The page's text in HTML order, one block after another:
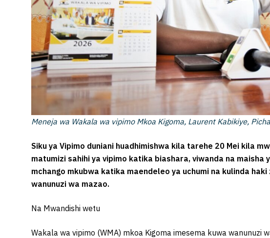
Meneja wa Wakala wa vipimo Mkoa Kigoma, Laurent Kabikiye,
Siku ya Vipimo duniani huadhimishwa kila tarehe 20 Mei kila
matumizi sahihi ya vipimo katika biashara, viwanda na maisha
mchango mkubwa katika maendeleo ya uchumi na kulinda
wanunuzi wa mazao.
Na Mwandishi wetu
Wakala wa vipimo (WMA) mkoa Kigoma imesema kuwa wanunuzi